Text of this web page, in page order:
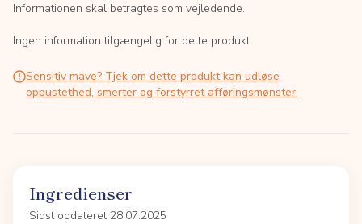
Informationen skal betragtes som vejledende.
Ingen information tilgængelig for dette produkt.
Sensitiv mave? Tjek om dette produkt kan udløse
oppustethed, smerter og forstyrret afføringsmønster.
Ingredienser
Sidst opdateret 28.07.2025